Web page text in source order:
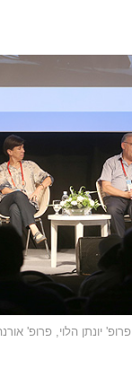
יונתן הלוי, פרופ'